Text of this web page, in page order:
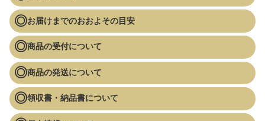
お届けまでのおおよその目安
商品の受付について
商品の発送について
領収書・納品書について